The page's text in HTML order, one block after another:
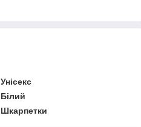
Унісекс
Білий
Шкарпетки